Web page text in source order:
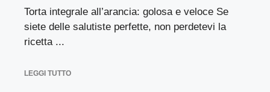
Torta integrale all’arancia: golosa e veloce Se
siete delle salutiste perfette, non perdetevi la
ricetta ...
LEGGI TUTTO